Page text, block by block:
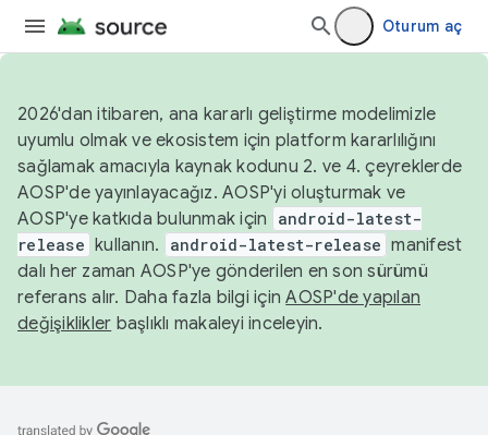
Oturum aç
2026'dan itibaren, ana kararlı geliştirme modelimizle
uyumlu olmak ve ekosistem için platform kararlılığını
sağlamak amacıyla kaynak kodunu 2. ve 4. çeyreklerde
AOSP'de yayınlayacağız. AOSP'yi oluşturmak ve
AOSP'ye katkıda bulunmak için
android-latest-
release kullanın. android-latest-release manifest
dalı her zaman AOSP'ye gönderilen en son sürümü
referans alır. Daha fazla bilgi içinAOSP'de yapılan
değişiklikler başlıklı makaleyi inceleyin.